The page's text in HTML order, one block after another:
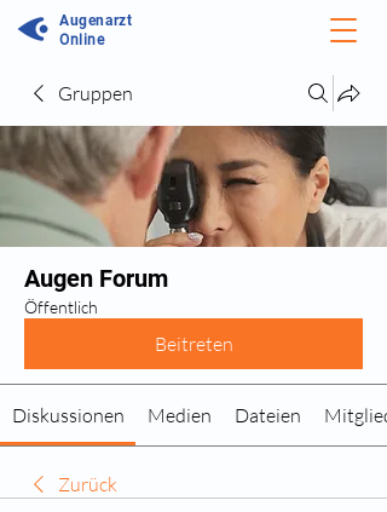
Augenarzt
Online
Gruppen
Augen Forum
Öffentlich
Beitreten
Diskussionen Medien Dateien
Zurück